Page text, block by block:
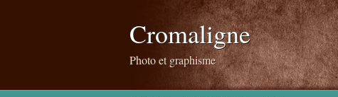
Cromaligne
Photo et graphisme